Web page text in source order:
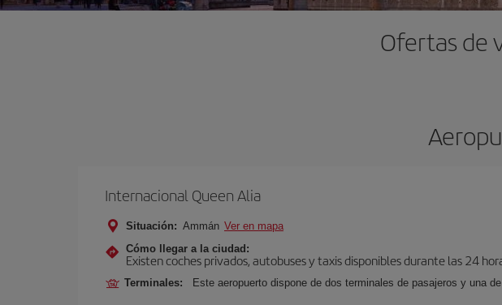
Ofertas de
Internacional Queen Alia
Situación: Ammán Ver en mapa
Cómo llegar a la ciudad:
Existen coches privados, autobuses y taxis disponibles durante las 24
Terminales: Este aeropuerto dispone de dos terminales de pasajeros y una